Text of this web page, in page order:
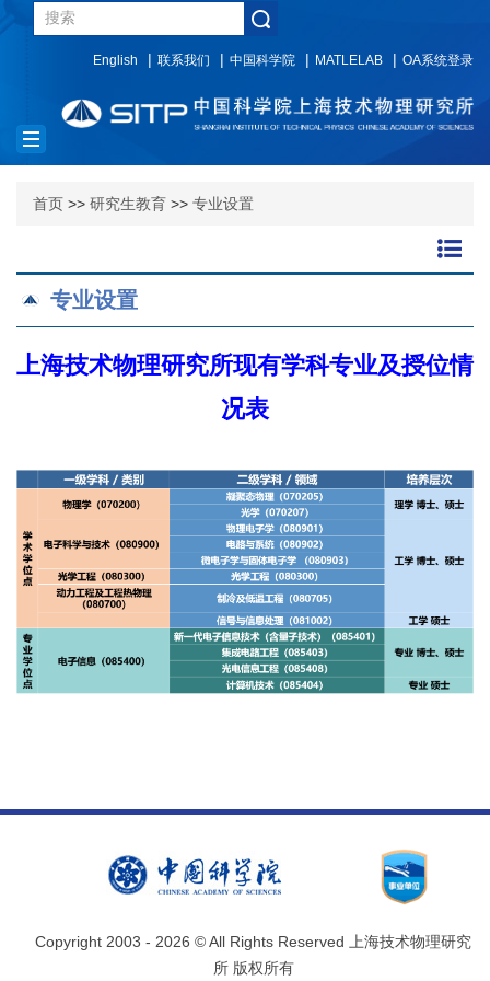
English 联系我们 中国科学院 MATLELAB OA系统登录
Toggle
navigation
首页 >> 研究生教育 >> 专业设置
专业设置
上海技术物理研究所现有学科专业及授位情
况表
Copyright 2003 - 2026 © All Rights Reserved 上海技术物理研究
所 版权所有